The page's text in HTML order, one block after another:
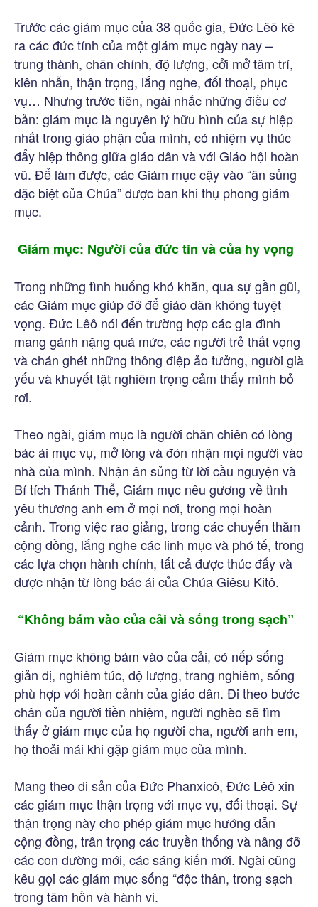
Trước các giám mục của 38 quốc gia, Đức Lêô kê
ra các đức tính của một giám mục ngày nay –
trung thành, chân chính, độ lượng, cởi mở tâm trí,
kiên nhẫn, thận trọng, lắng nghe, đối thoại, phục
vụ… Nhưng trước tiên, ngài nhắc những điều cơ
bản: giám mục là nguyên lý hữu hình của sự hiệp
nhất trong giáo phận của mình, có nhiệm vụ thúc
đẩy hiệp thông giữa giáo dân và với Giáo hội hoàn
vũ. Để làm được, các Giám mục cậy vào “ân sủng
đặc biệt của Chúa” được ban khi thụ phong giám
mục.
Giám mục: Người của đức tin và của hy vọng
Trong những tình huống khó khăn, qua sự gần gũi,
các Giám mục giúp đỡ để giáo dân không tuyệt
vọng. Đức Lêô nói đến trường hợp các gia đình
mang gánh nặng quá mức, các người trẻ thất vọng
và chán ghét những thông điệp ảo tưởng, người già
yếu và khuyết tật nghiêm trọng cảm thấy mình bỏ
rơi.
Theo ngài, giám mục là người chăn chiên có lòng
bác ái mục vụ, mở lòng và đón nhận mọi người vào
nhà của mình. Nhận ân sủng từ lời cầu nguyện và
Bí tích Thánh Thể, Giám mục nêu gương về tình
yêu thương anh em ở mọi nơi, trong mọi hoàn
cảnh. Trong việc rao giảng, trong các chuyến thăm
cộng đồng, lắng nghe các linh mục và phó tế, trong
các lựa chọn hành chính, tất cả được thúc đẩy và
được nhận từ lòng bác ái của Chúa Giêsu Kitô.
“Không bám vào của cải và sống trong sạch”
Giám mục không bám vào của cải, có nếp sống
giản dị, nghiêm túc, độ lượng, trang nghiêm, sống
phù hợp với hoàn cảnh của giáo dân. Đi theo bước
chân của người tiền nhiệm, người nghèo sẽ tìm
thấy ở giám mục của họ người cha, người anh em,
họ thoải mái khi gặp giám mục của mình.
Mang theo di sản của Đức Phanxicô, Đức Lêô xin
các giám mục thận trọng với mục vụ, đối thoại. Sự
thận trọng này cho phép giám mục hướng dẫn
cộng đồng, trân trọng các truyền thống và nâng đỡ
các con đường mới, các sáng kiến mới. Ngài cũng
kêu gọi các giám mục sống “độc thân, trong sạch
trong tâm hồn và hành vi.